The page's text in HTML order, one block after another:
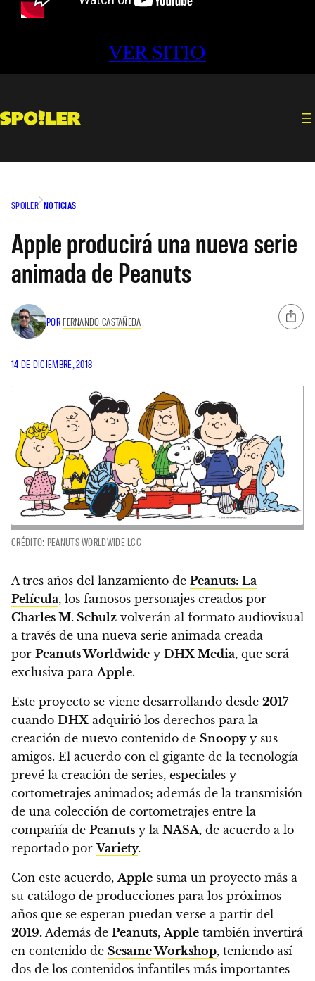
VER SITIO
SPOILER NOTICIAS
Apple producirá una nueva serie
animada de Peanuts
POR FERNANDO CASTAÑEDA
14 DE DICIEMBRE, 2018
CRÉDITO: PEANUTS WORLDWIDE LCC
A tres años del lanzamiento de Peanuts: La
Película, los famosos personajes creados por
Charles M. Schulz volverán al formato audiovisual
a través de una nueva serie animada creada
por Peanuts Worldwide y DHX Media, que será
exclusiva paraApple.
Este proyecto se viene desarrollando desde 2017
cuando DHX adquirió los derechos para la
creación de nuevo contenido de Snoopyy sus
amigos. El acuerdo con el gigante de la tecnología
prevé la creación de series, especiales y
cortometrajes animados; además de la transmisión
de una colección de cortometrajes entre la
compañía de Peanuts y la NASA, de acuerdo a lo
reportado porVariety.
Con este acuerdo,Apple suma un proyecto más a
su catálogo de producciones para los próximos
años que se esperan puedan verse a partir del
2019. Además de Peanuts,Apple también invertirá
en contenido de Sesame Workshop, teniendo así
dos de los contenidos infantiles más importantes